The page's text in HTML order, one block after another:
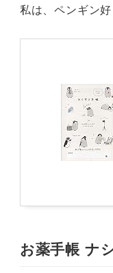
私は、ペンギン好
お薬手帳 ナ